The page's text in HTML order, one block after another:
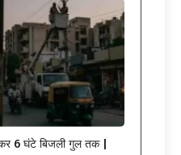
6 घंटे बिजली गुल तक |